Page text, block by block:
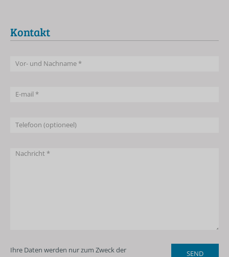
Kontakt
Ihre Daten werden nur zum Zweck der